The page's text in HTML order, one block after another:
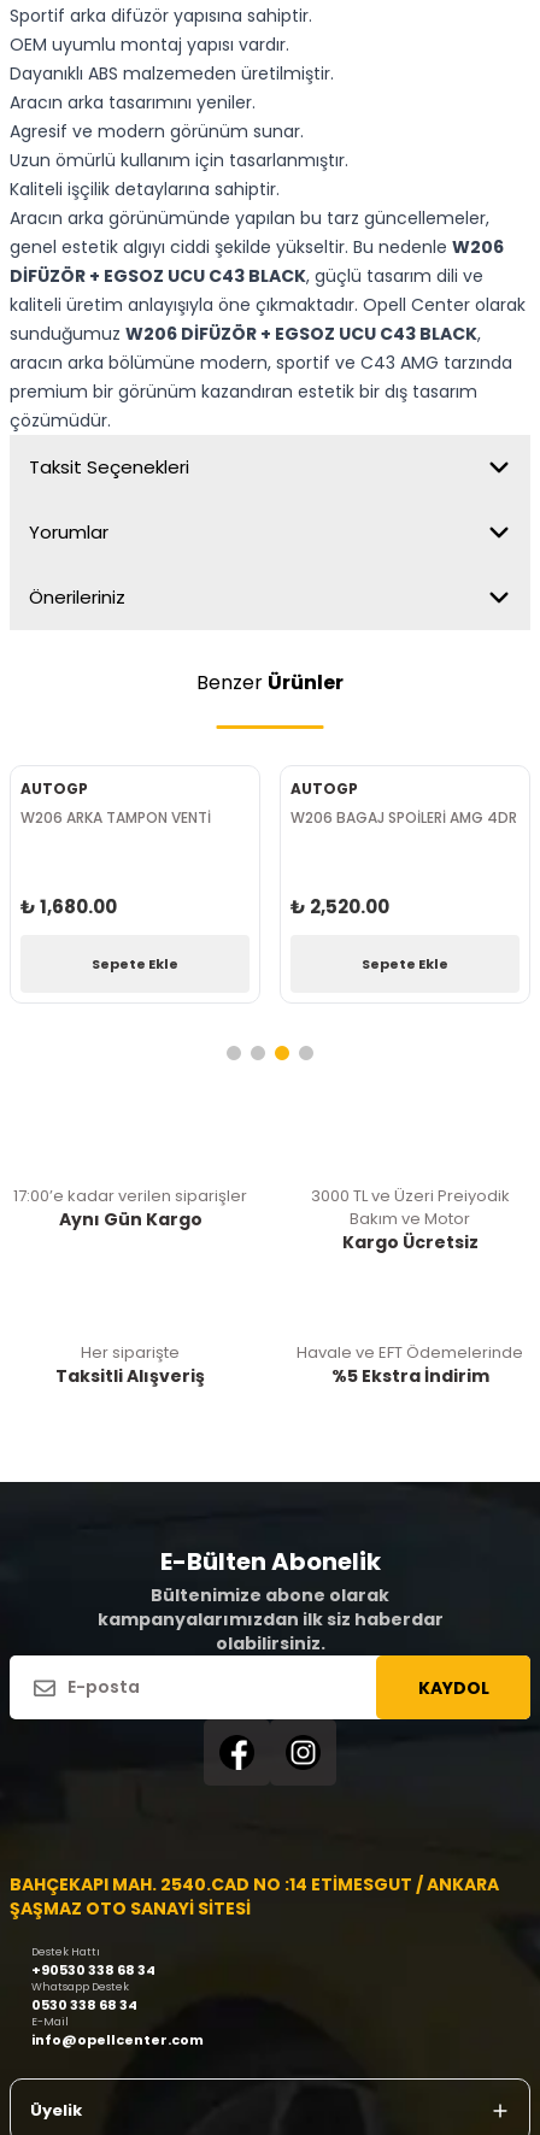
Sportif arka difüzör yapısına sahiptir.
OEM uyumlu montaj yapısı vardır.
Dayanıklı ABS malzemeden üretilmiştir.
Aracın arka tasarımını yeniler.
Agresif ve modern görünüm sunar.
Uzun ömürlü kullanım için tasarlanmıştır.
Kaliteli işçilik detaylarına sahiptir.
Aracın arka görünümünde yapılan bu tarz güncellemeler,
genel estetik algıyı ciddi şekilde yükseltir. Bu nedenle W206
DİFÜZÖR + EGSOZ UCU C43 BLACK, güçlü tasarım dili ve
kaliteli üretim anlayışıyla öne çıkmaktadır. Opell Center olarak
sunduğumuz W206 DİFÜZÖR + EGSOZ UCU C43 BLACK,
aracın arka bölümüne modern, sportif ve C43 AMG tarzında
premium bir görünüm kazandıran estetik bir dış tasarım
çözümüdür.
Taksit Seçenekleri
Yorumlar
Önerileriniz
Benzer Ürünler
AUTOGP
W206 ARKA TAMPON VENTİ
₺ 1,680.00
Sepete Ekle
AUTOGP
W206 BAGAJ SPOİLERİ AMG 4DR
₺ 2,520.00
Sepete Ekle
17:00’e kadar verilen siparişler
Aynı Gün Kargo
3000 TL ve Üzeri Preiyodik
Bakım ve Motor
Kargo Ücretsiz
Her siparişte
Taksitli Alışveriş
Havale ve EFT Ödemelerinde
%5 Ekstra İndirim
E-Bülten Abonelik
Bültenimize abone olarak
kampanyalarımızdan ilk siz haberdar
olabilirsiniz.
KAYDOL
BAHÇEKAPI MAH. 2540.CAD NO :14 ETİMESGUT / ANKARA
ŞAŞMAZ OTO SANAYİ SİTESİ
Destek Hattı
+90530 338 68 34
Whatsapp Destek
0530 338 68 34
E-Mail
info@opellcenter.com
Üyelik